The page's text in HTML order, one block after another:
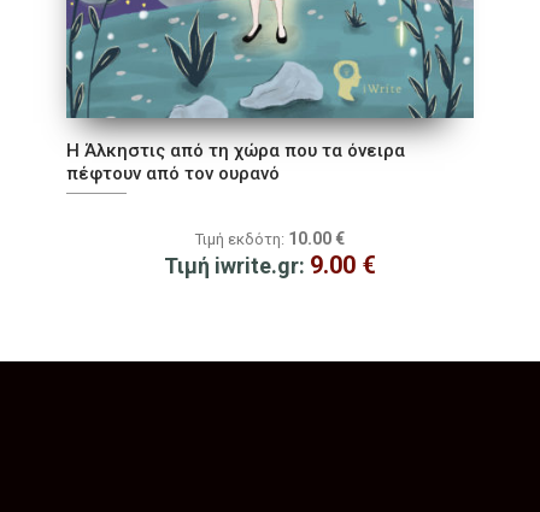
Η Άλκηστις από τη χώρα που τα όνειρα
πέφτουν από τον ουρανό
Τιμή εκδότη: 10.00 €
Τιμή iwrite.gr: 9.00 €